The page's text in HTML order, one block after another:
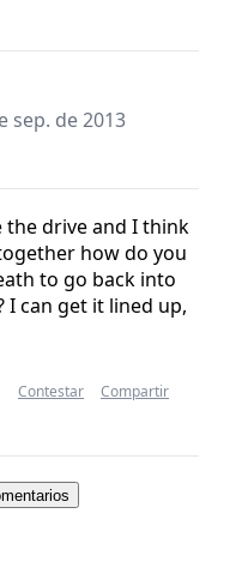
sep. de 2013
the drive and I think
how do you
to go back into
I can get it lined up,
Contestar Compartir